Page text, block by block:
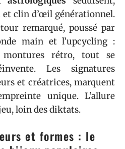
clin d’œil générationnel.
remarqué, poussé par
main et l’upcycling :
montures rétro, tout se
Les signatures
et créatrices, marquent
unique. L’allure
loin des diktats.
et formes : le